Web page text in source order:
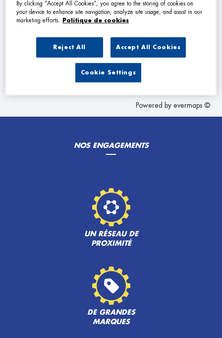
Les Garage Premier dans les villes à proximité
Trouver un Garage Premier
Powered by evermaps ©
NOS ENGAGEMENTS
UN RÉSEAU DE
PROXIMITÉ
DE GRANDES
MARQUES
By clicking “Accept All Cookies”, you agree to the storing of cookies on
your device to enhance site navigation, analyze site usage, and assist in our
marketing efforts.
Politique de cookies
Reject All Accept All Cookies
Cookie Settings